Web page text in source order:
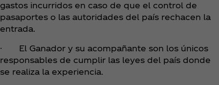
gastos incurridos en caso de que el control de
pasaportes o las autoridades del país rechacen la
entrada.
· El Ganador y su acompañante son los únicos
responsables de cumplir las leyes del país donde
se realiza la experiencia.